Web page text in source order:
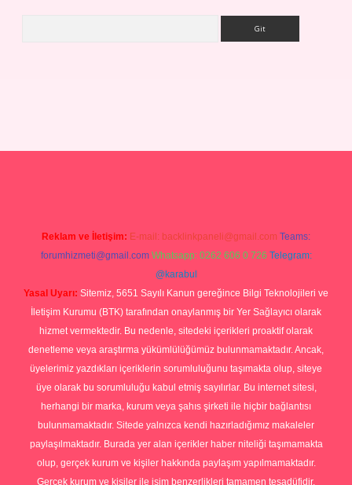
Reklam ve İletişim: E-mail: backlinkpaneli@gmail.com Teams:
forumhizmeti@gmail.com Whatsapp: 0262 606 0 726 Telegram:
@karabul
Yasal Uyarı: Sitemiz, 5651 Sayılı Kanun gereğince Bilgi Teknolojileri ve
İletişim Kurumu (BTK) tarafından onaylanmış bir Yer Sağlayıcı olarak
hizmet vermektedir. Bu nedenle, sitedeki içerikleri proaktif olarak
denetleme veya araştırma yükümlülüğümüz bulunmamaktadır. Ancak,
üyelerimiz yazdıkları içeriklerin sorumluluğunu taşımakta olup, siteye
üye olarak bu sorumluluğu kabul etmiş sayılırlar. Bu internet sitesi,
herhangi bir marka, kurum veya şahıs şirketi ile hiçbir bağlantısı
bulunmamaktadır. Sitede yalnızca kendi hazırladığımız makaleler
paylaşılmaktadır. Burada yer alan içerikler haber niteliği taşımamakta
olup, gerçek kurum ve kişiler hakkında paylaşım yapılmamaktadır.
Gerçek kurum ve kişiler ile isim benzerlikleri tamamen tesadüfidir.